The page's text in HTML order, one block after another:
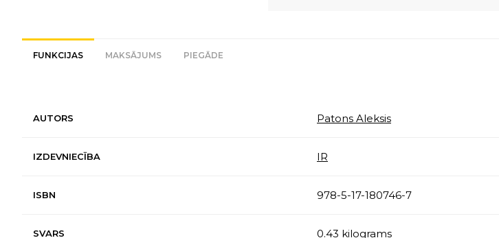
FUNKCIJAS MAKSĀJUMS PIEGĀDE
AUTORS Patons Aleksis
IZDEVNIECĪBA IR
ISBN 978-5-17-180746-7
SVARS 0.43 kilograms